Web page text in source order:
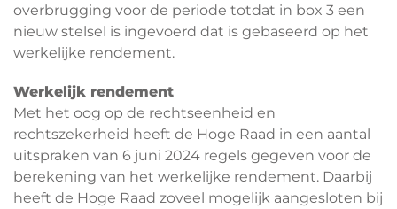
overbrugging voor de periode totdat in box 3 een
nieuw stelsel is ingevoerd dat is gebaseerd op het
werkelijke rendement.
Werkelijk rendement
Met het oog op de rechtseenheid en
rechtszekerheid heeft de Hoge Raad in een aantal
uitspraken van 6 juni 2024 regels gegeven voor de
berekening van het werkelijke rendement. Daarbij
heeft de Hoge Raad zoveel mogelijk aangesloten bij